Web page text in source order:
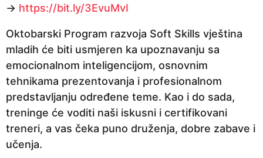
4
o
d
i
n
e
p
r
i
→ https://bit.ly/3EvuMvI
Oktobarski Program razvoja Soft Skills vještina
mladih će biti usmjeren ka upoznavanju sa
emocionalnom inteligencijom, osnovnim
tehnikama prezentovanja i profesionalnom
predstavljanju određene teme. Kao i do sada,
treninge će voditi naši iskusni i certifikovani
treneri, a vas čeka puno druženja, dobre zabave i
učenja.